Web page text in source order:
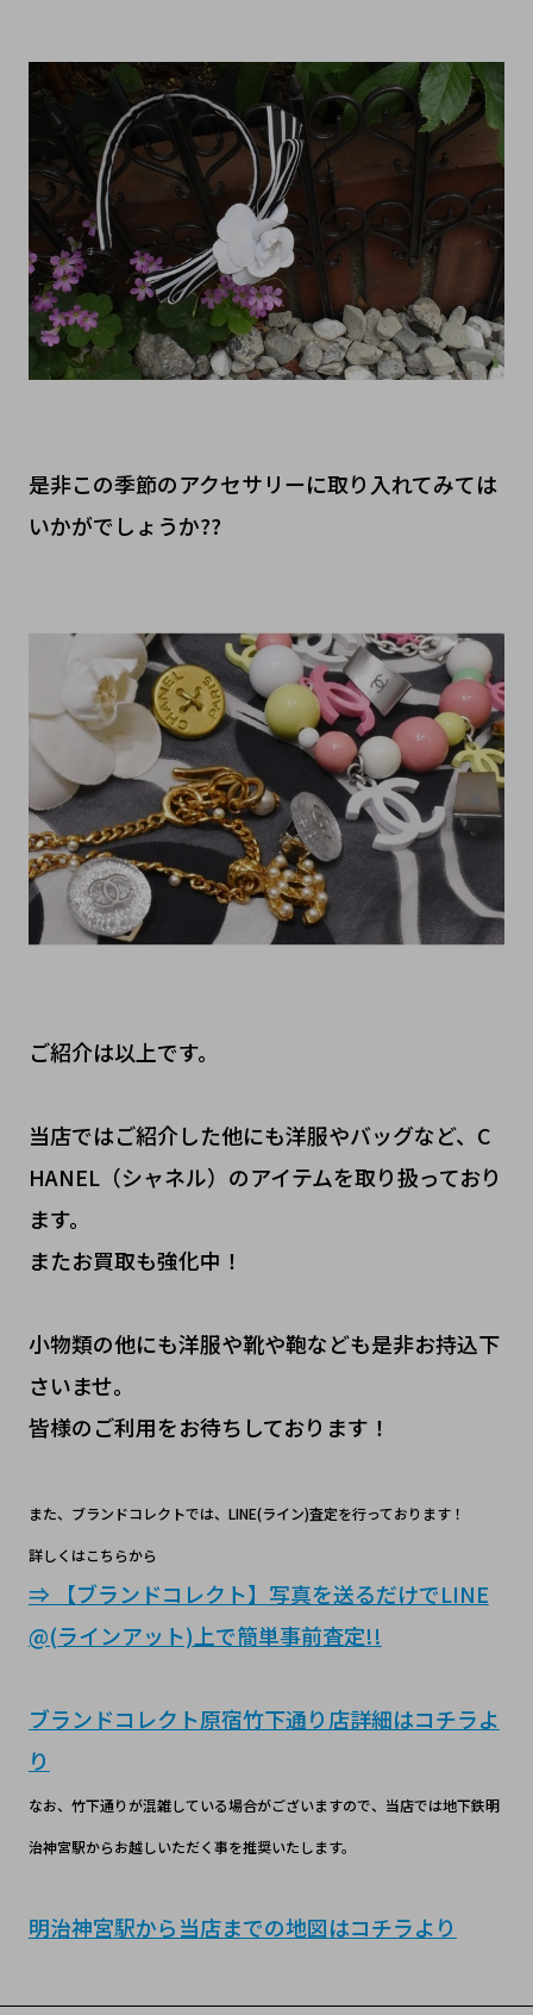
是非この季節のアクセサリーに取り入れてみては
いかがでしょうか??
ご紹介は以上です。
当店ではご紹介した他にも洋服やバッグなど、C
HANEL（シャネル）のアイテムを取り扱っており
ます。
またお買取も強化中！
小物類の他にも洋服や靴や鞄なども是非お持込下
さいませ。
皆様のご利用をお待ちしております！
また、ブランドコレクトでは、LINE(ライン)査定を行っております！
詳しくはこちらから
⇒ 【ブランドコレクト】写真を送るだけでLINE
@(ラインアット)上で簡単事前査定!!
ブランドコレクト原宿竹下通り店詳細はコチラよ
り
なお、竹下通りが混雑している場合がございますので、当店では地下鉄明
治神宮駅からお越しいただく事を推奨いたします。
明治神宮駅から当店までの地図はコチラより